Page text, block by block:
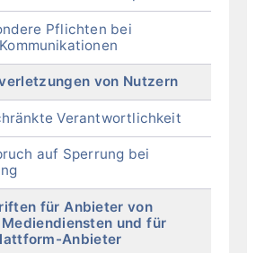
Pflichten bei
von Nutzern
Verantwortlichkeit
auf Sperrung bei
für Anbieter von
und für
Anbieter